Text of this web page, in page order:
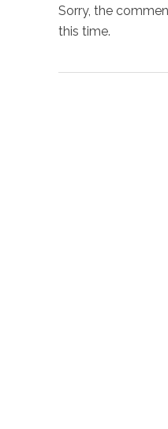
Sorry, the
this time.